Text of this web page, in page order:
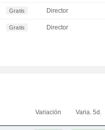
Gratis Director
Gratis Director
Variación Varia. 5d.